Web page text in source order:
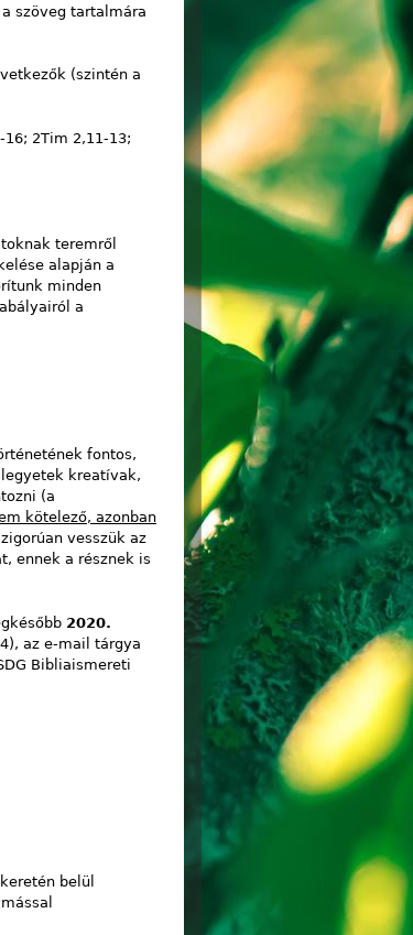
szöveg tartalmára
(szintén a
16; 2Tim 2,11-13;
teremről
alapján a
minden
a
fontos,
kreatívak,
(a
kötelező, azonban
vesszük az
ennek a résznek is
2020.
az e-mail tárgya
Bibliaismereti
belül